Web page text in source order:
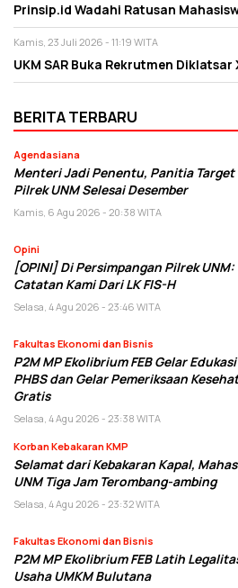
Prinsip.id Wadahi Ratusan
Kamis, 23 Juli 2026 - 11:19 WITA
UKM SAR Buka Rekrutmen Diklatsar
BERITA TERBARU
Agendasiana
Menteri Jadi Penentu, Panitia Target
Pilrek UNM Selesai Desember
Kamis, 6 Agu 2026 - 20:38 WITA
Opini
[OPINI] Di Persimpangan Pilrek UNM:
Catatan Kami Dari LK FIS-H
Selasa, 4 Agu 2026 - 23:46 WITA
Fakultas Ekonomi dan Bisnis
P2M MP Ekolibrium FEB Gelar Edukasi
PHBS dan Gelar Pemeriksaan
Gratis
Selasa, 4 Agu 2026 - 23:38 WITA
Korban Kebakaran KMP
Selamat dari Kebakaran Kapal,
UNM Tiga Jam Terombang-ambing
Selasa, 4 Agu 2026 - 23:32 WITA
Fakultas Ekonomi dan Bisnis
P2M MP Ekolibrium FEB Latih
Usaha UMKM Bulutana